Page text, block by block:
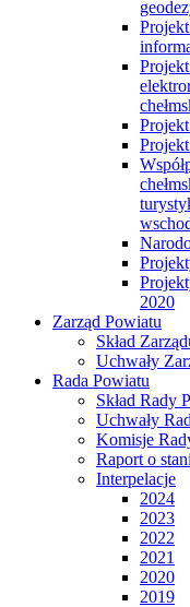
2020
Zarząd Powiatu
Skład
Uchwały
Rada Powiatu
Skład Rady
Uchwały
Komisje
Raport o
Interpelacje
2024
2023
2022
2021
2020
2019